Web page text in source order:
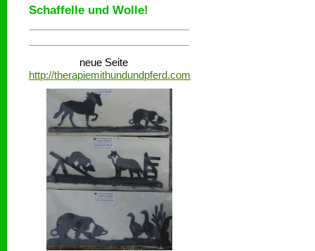
Schaffelle und Wolle!
neue Seite
http://therapiemithundundpferd.com